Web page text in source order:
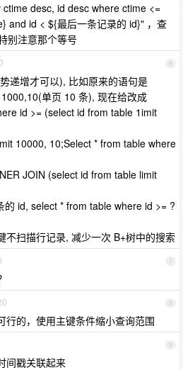
desc, id desc where ctime <=
and id < ${最后一条记录的 id}" ，查
别注意那个等号
6
递增才可以), 比如原来的语句是
单页 10 条), 现在给改成
id >= (select id from table 1imit
10000, 10;Select * from table where
JOIN (select id from table limit
的 id, select * from table where id >= ?
不扫描行记录, 减少一次 B+树中的搜索
7
8
行的，使用主键条件缩小查询范围
9
间戳关联起来